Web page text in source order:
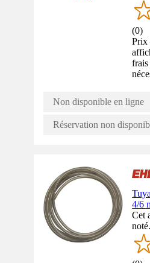
(0)
Prix
frais
Non disponible en ligne
Réservation non
4/6
Cet
noté.